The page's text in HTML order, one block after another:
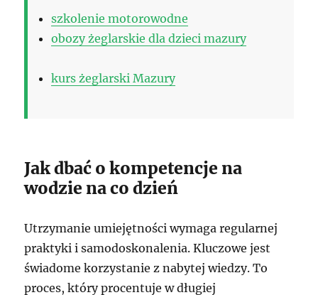
szkolenie motorowodne
obozy żeglarskie dla dzieci mazury
kurs żeglarski Mazury
Jak dbać o kompetencje na
wodzie na co dzień
Utrzymanie umiejętności wymaga regularnej
praktyki i samodoskonalenia. Kluczowe jest
świadome korzystanie z nabytej wiedzy. To
proces, który procentuje w długiej